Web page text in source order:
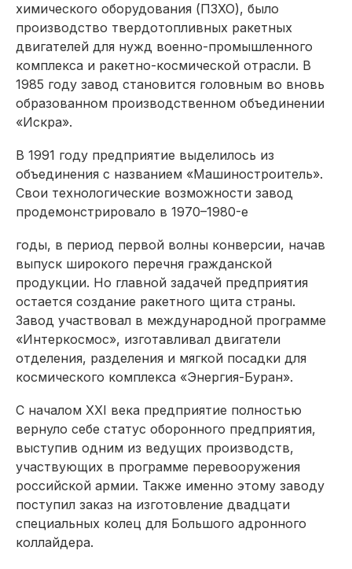
химического оборудования (ПЗХО), было
производство твердотопливных ракетных
двигателей для нужд военно-промышленного
комплекса и ракетно-космической отрасли. В
1985 году завод становится головным во вновь
образованном производственном объединении
«Искра».
В 1991 году предприятие выделилось из
объединения с названием «Машиностроитель».
Свои технологические возможности завод
продемонстрировало в 1970–1980-е
годы, в период первой волны конверсии, начав
выпуск широкого перечня гражданской
продукции. Но главной задачей предприятия
остается создание ракетного щита страны.
Завод участвовал в международной программе
«Интеркосмос», изготавливал двигатели
отделения, разделения и мягкой посадки для
космического комплекса «Энергия-Буран».
С началом XXI века предприятие полностью
вернуло себе статус оборонного предприятия,
выступив одним из ведущих производств,
участвующих в программе перевооружения
российской армии. Также именно этому заводу
поступил заказ на изготовление двадцати
специальных колец для Большого адронного
коллайдера.